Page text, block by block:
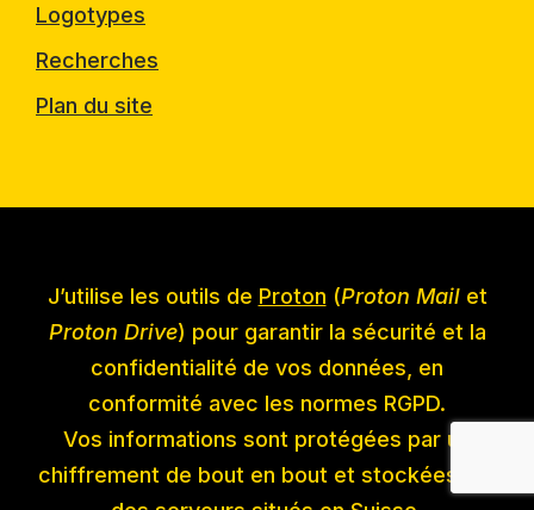
Logotypes
Recherches
Plan du site
J’utilise les outils de Proton (Proton Mailet
Proton Drive) pour garantir la sécurité et la
confidentialité de vos données, en
conformité avec les normes RGPD.
Vos informations sont protégées par un
chiffrement de bout en bout et stockées sur